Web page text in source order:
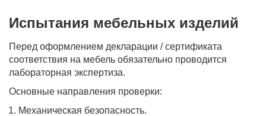
Испытания мебельных изделий
Перед оформлением декларации / сертификата
соответствия на мебель обязательно проводится
лабораторная экспертиза.
Основные направления проверки:
Механическая безопасность.